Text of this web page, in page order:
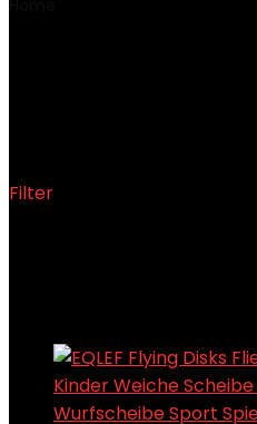
Filter